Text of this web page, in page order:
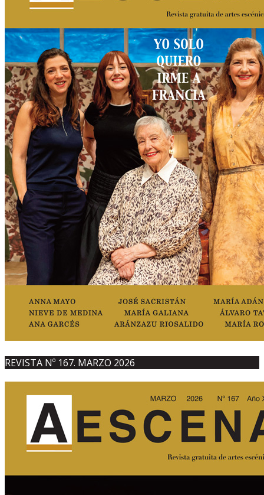
REVISTA Nº 167. MARZO 2026